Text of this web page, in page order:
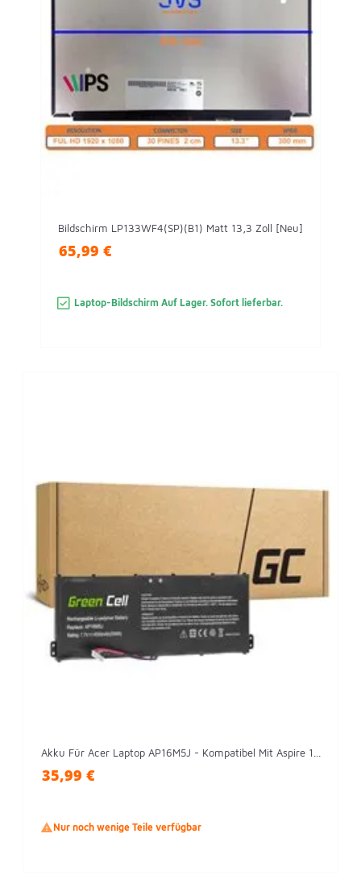
Bildschirm LP133WF4(SP)(B1) Matt 13,3 Zoll [Neu]
65,99 €
Laptop-Bildschirm Auf Lager. Sofort lieferbar.
Akku Für Acer Laptop AP16M5J - Kompatibel Mit Aspire 1...
35,99 €
Nur noch wenige Teile verfügbar